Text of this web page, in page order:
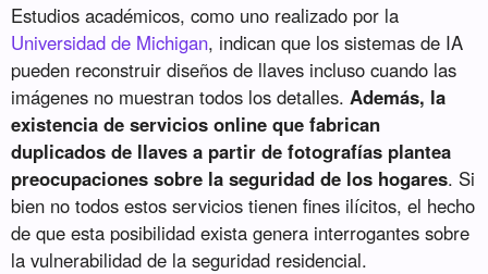
Estudios académicos, como uno realizado por la
Universidad de Michigan, indican que los sistemas de IA
pueden reconstruir diseños de llaves incluso cuando las
imágenes no muestran todos los detalles. Además, la
existencia de servicios online que fabrican
duplicados de llaves a partir de fotografías plantea
preocupaciones sobre la seguridad de los hogares. Si
bien no todos estos servicios tienen fines ilícitos, el hecho
de que esta posibilidad exista genera interrogantes sobre
la vulnerabilidad de la seguridad residencial.